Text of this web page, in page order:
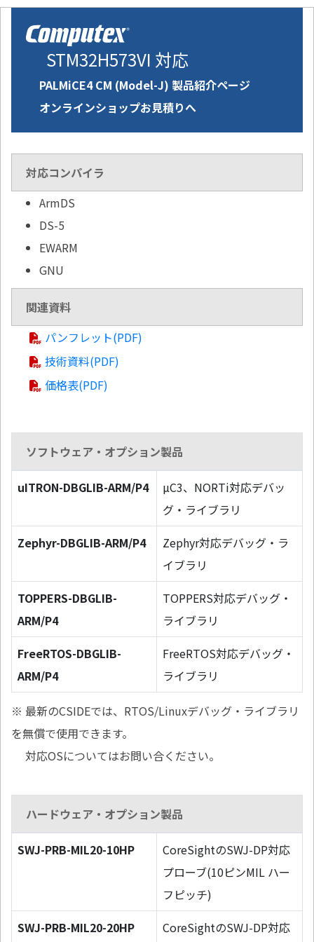
STM32H573VI 対応
PALMiCE4 CM (Model-J) 製品紹介ページ
オンラインショップお見積りへ
対応コンパイラ
ArmDS
DS-5
EWARM
GNU
関連資料
パンフレット(PDF)
技術資料(PDF)
価格表(PDF)
ソフトウェア・オプション製品
uITRON-DBGLIB-ARM/P4
µC3、NORTi対応デバッ
グ・ライブラリ
Zephyr-DBGLIB-ARM/P4
Zephyr対応デバッグ・ラ
イブラリ
TOPPERS-DBGLIB-
ARM/P4
TOPPERS対応デバッグ・
ライブラリ
FreeRTOS-DBGLIB-
ARM/P4
FreeRTOS対応デバッグ・
ライブラリ
※ 最新のCSIDEでは、RTOS/Linuxデバッグ・ライブラリ
を無償で使用できます。
対応OSについてはお問い合ください。
ハードウェア・オプション製品
SWJ-PRB-MIL20-10HP
CoreSightのSWJ-DP対応
プローブ(10ピンMIL ハー
フピッチ)
SWJ-PRB-MIL20-20HP
CoreSightのSWJ-DP対応